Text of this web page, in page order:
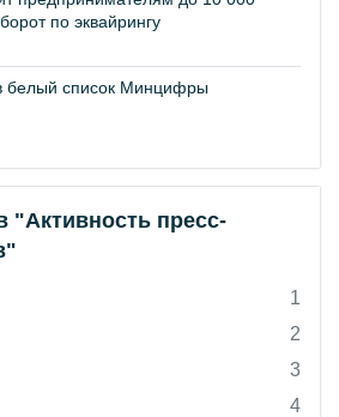
по эквайрингу
белый список Минцифры
"Активность пресс-
1
2
3
4